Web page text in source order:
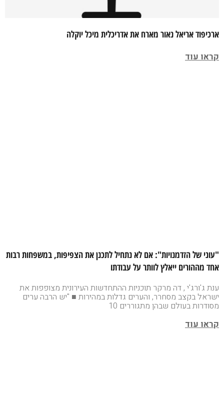
ארכיפוד אריאל נאור מארח את אדריכלית מיכל יוקלה
קראו עוד
"עוני של הזדמנויות": אם לא נתחיל לתכנן את הצפיפות, במשפחות רבות
אחד מההורים ייאלץ לוותר על עבודתו
ענת ג'ורג'י , דה מרקר תוכניות ההתחדשות העירונית מצופפות את
ישראל בקצב מסחרר, והערים גדלות במהירות ■ "יש הרבה ערים
מסודרות בעולם שבהן מתגוררים 10
קראו עוד